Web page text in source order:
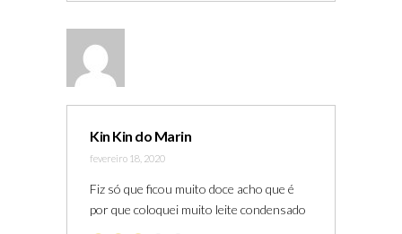
Kin Kin do Marin
fevereiro 18, 2020
Fiz só que ficou muito doce acho que é
por que coloquei muito leite condensado